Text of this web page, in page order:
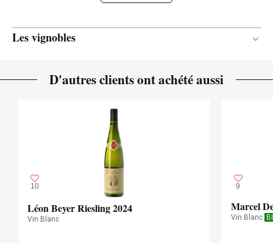
Les vignobles
Continental
D'autres clients ont achété aussi
10
Léon Beyer Riesling 2024
Vin Blanc
9
Marcel
Vin Blanc